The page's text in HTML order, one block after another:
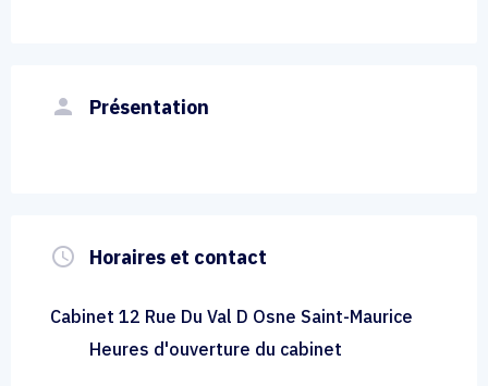
person Présentation
query_builder Horaires et contact
Cabinet 12 Rue Du Val D Osne Saint-Maurice
Heures d'ouverture du cabinet